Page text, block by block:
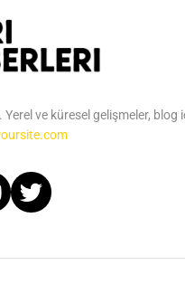
ve küresel gelişmeler,